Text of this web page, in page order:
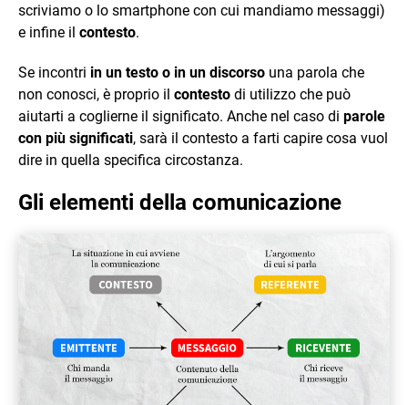
scriviamo o lo smartphone con cui mandiamo messaggi)
e infine il contesto.
Se incontri in un testo o in un discorso una parola che
non conosci, è proprio il contesto di utilizzo che può
aiutarti a coglierne il significato. Anche nel caso di parole
con più significati, sarà il contesto a farti capire cosa vuol
dire in quella specifica circostanza.
Gli elementi della comunicazione